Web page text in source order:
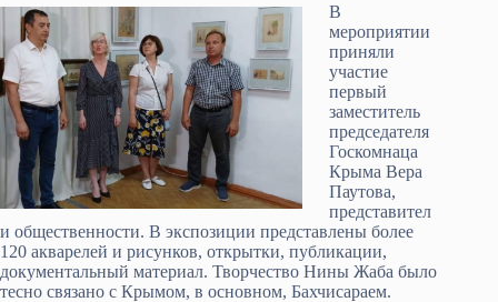
В
мероприятии
приняли
участие
первый
заместитель
председателя
Госкомнаца
Крыма Вера
Паутова,
представител
и общественности. В экспозиции представлены более
120 акварелей и рисунков, открытки, публикации,
документальный материал. Творчество Нины Жаба было
тесно связано с Крымом, в основном, Бахчисараем.